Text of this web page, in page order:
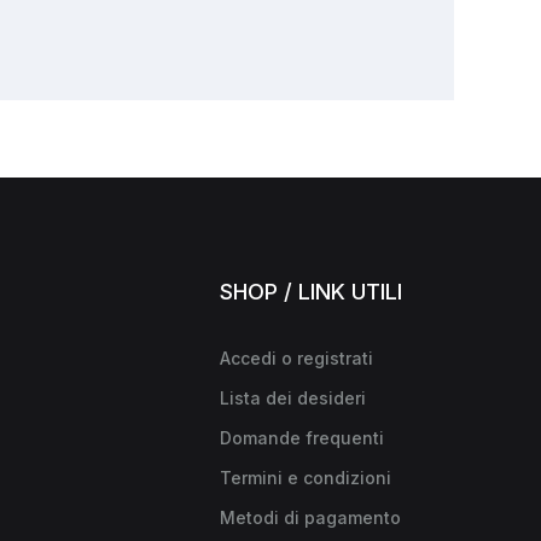
SHOP / LINK UTILI
Accedi o registrati
Lista dei desideri
Domande frequenti
Termini e condizioni
Metodi di pagamento